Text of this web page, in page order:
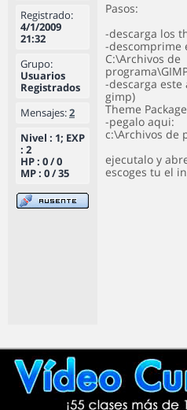
Registrado:
4/1/2009
21:32
Grupo:
Usuarios
Registrados
Mensajes:2
Nivel : 1; EXP
: 2
HP : 0 / 0
MP : 0 / 35
Pasos:
-descarga los
-descomprime
C:\Archivos de
-descarga
gimp)
Theme
-pegalo aqui:
c:\Archivos de
ejecutalo y
escoges tu el